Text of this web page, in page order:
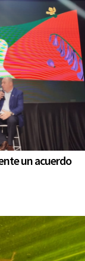
un acuerdo